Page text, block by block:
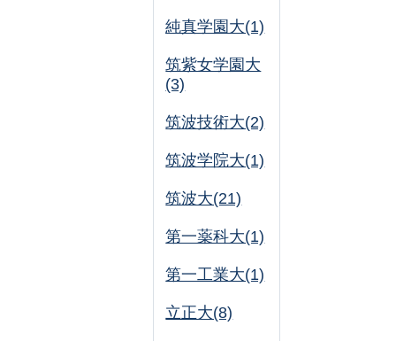
純真学園大(1)
筑紫女学園大
(3)
筑波技術大(2)
筑波学院大(1)
筑波大(21)
第一薬科大(1)
第一工業大(1)
立正大(8)